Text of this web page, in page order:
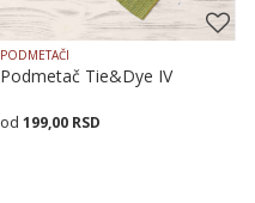
PODMETAČI
Podmetač Tie&Dye IV
199,00 RSD